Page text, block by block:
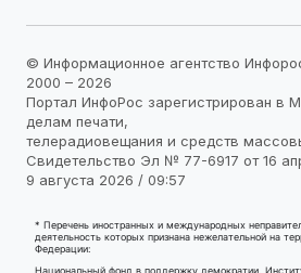
© Информационное агентство
2000 – 2026
Портал ИнфоРос зарегистрирован в
делам печати,
телерадиовещания и средств
Свидетельство Эл № 77-6917 от 16
9 августа 2026 / 09:57